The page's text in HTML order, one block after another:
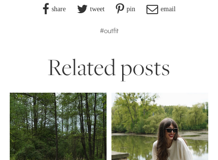
share tweet pin email
#outfit
Related posts